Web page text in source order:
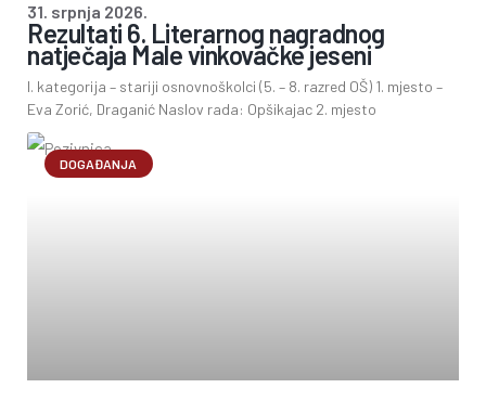
Rezultati 6. Literarnog nagradnog
natječaja Male vinkovačke jeseni
I. kategorija – stariji osnovnoškolci (5. – 8. razred OŠ) 1. mjesto –
Eva Zorić, Draganić Naslov rada: Opšikajac 2. mjesto
31. srpnja 2026.
DOGAĐANJA